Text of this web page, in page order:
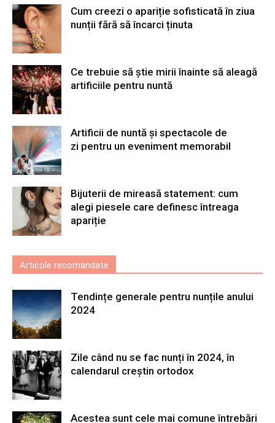
Cum creezi o apariție sofisticată în ziua
nunții fără să încarci ținuta
Ce trebuie să știe mirii înainte să aleagă
artificiile pentru nuntă
Artificii de nuntă și spectacole de
zi pentru un eveniment memorabil
Bijuterii de mireasă statement: cum
alegi piesele care definesc întreaga
apariție
Articole recomandate
Tendințe generale pentru nunțile anului
2024
Zile când nu se fac nunți în 2024, în
calendarul creștin ortodox
Acestea sunt cele mai comune întrebări